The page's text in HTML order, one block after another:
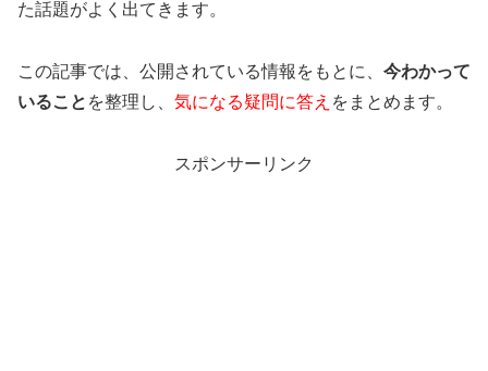
た話題がよく出てきます。
この記事では、公開されている情報をもとに、 今わかって
いること を整理し、 気になる疑問に答え をまとめます。
スポンサーリンク